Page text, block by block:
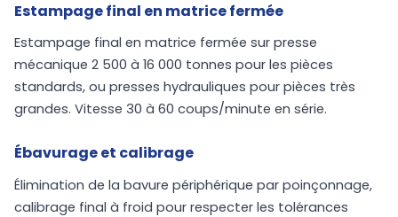
Estampage final en matrice fermée
Estampage final en matrice fermée sur presse
mécanique 2 500 à 16 000 tonnes pour les pièces
standards, ou presses hydrauliques pour pièces très
grandes. Vitesse 30 à 60 coups/minute en série.
Ébavurage et calibrage
Élimination de la bavure périphérique par poinçonnage,
calibrage final à froid pour respecter les tolérances